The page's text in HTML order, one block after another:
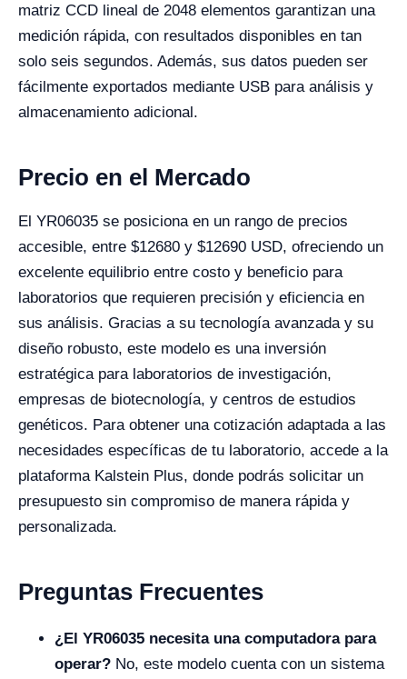
matriz CCD lineal de 2048 elementos garantizan una
medición rápida, con resultados disponibles en tan
solo seis segundos. Además, sus datos pueden ser
fácilmente exportados mediante USB para análisis y
almacenamiento adicional.
Precio en el Mercado
El YR06035 se posiciona en un rango de precios
accesible, entre $12680 y $12690 USD, ofreciendo un
excelente equilibrio entre costo y beneficio para
laboratorios que requieren precisión y eficiencia en
sus análisis. Gracias a su tecnología avanzada y su
diseño robusto, este modelo es una inversión
estratégica para laboratorios de investigación,
empresas de biotecnología, y centros de estudios
genéticos. Para obtener una cotización adaptada a las
necesidades específicas de tu laboratorio, accede a la
plataforma Kalstein Plus, donde podrás solicitar un
presupuesto sin compromiso de manera rápida y
personalizada.
Preguntas Frecuentes
¿El YR06035 necesita una computadora para
operar? No, este modelo cuenta con un sistema